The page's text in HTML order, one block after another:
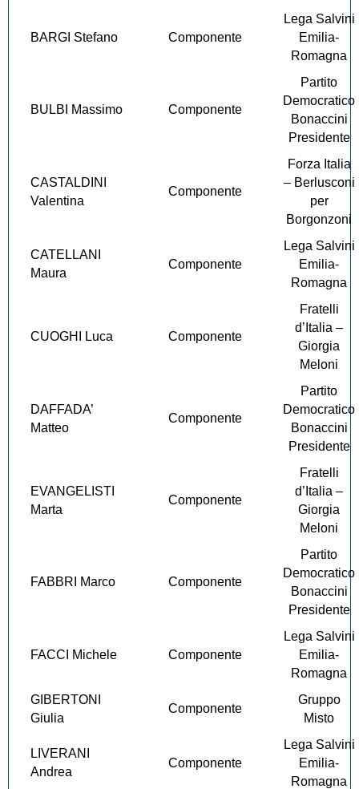
BARGI Stefano Componente
Lega Salvini
Emilia-
Romagna
BULBI Massimo Componente
Partito
Democratico
Bonaccini
Presidente
CASTALDINI
Valentina
Componente
Forza Italia
– Berlusconi
per
Borgonzoni
CATELLANI
Maura
Componente
Lega Salvini
Emilia-
Romagna
CUOGHI Luca Componente
Fratelli
d’Italia –
Giorgia
Meloni
DAFFADA’
Matteo
Componente
Partito
Democratico
Bonaccini
Presidente
EVANGELISTI
Marta
Componente
Fratelli
d’Italia –
Giorgia
Meloni
FABBRI Marco Componente
Partito
Democratico
Bonaccini
Presidente
FACCI Michele Componente
Lega Salvini
Emilia-
Romagna
GIBERTONI
Giulia
Componente
Gruppo
Misto
LIVERANI
Andrea
Componente
Lega Salvini
Emilia-
Romagna